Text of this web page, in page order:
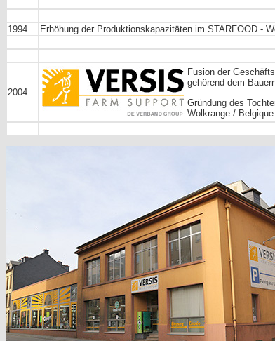
1994 Erhöhung der Produktionskapazitäten im STARFOOD -
2004
Fusion der
gehörend dem
Gründung des
Wolkrange / Belgique